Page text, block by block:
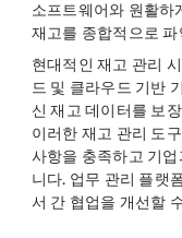
소프트웨어와 원활하
재고를 종합적으로
현대적인 재고 관리
드 및 클라우드 기반
신 재고 데이터를 보
이러한 재고 관리 도
사항을 충족하고 기
니다. 업무 관리 플랫
서 간 협업을 개선할